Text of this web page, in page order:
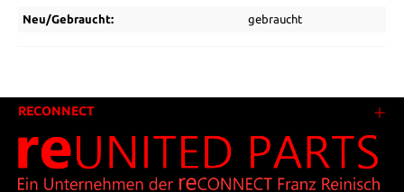
Neu/Gebraucht: gebraucht
RECONNECT